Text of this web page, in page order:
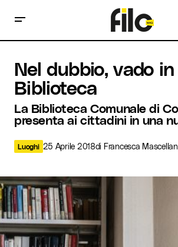
Nel dubbio, vado in
Biblioteca
La Biblioteca Comunale di
presenta ai cittadini in una
Luoghi 25 Aprile 2018di Francesca